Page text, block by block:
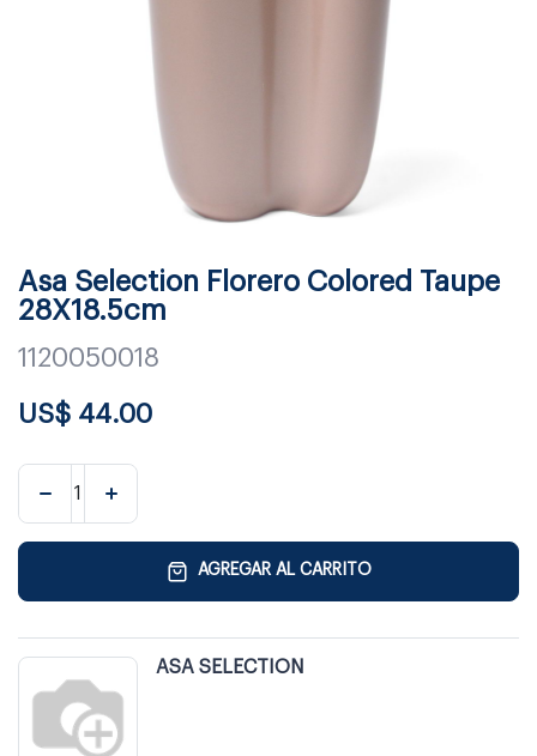
Asa Selection Florero Colored Taupe
28X18.5cm
1120050018
US$ 44.00
AGREGAR AL CARRITO
ASA SELECTION